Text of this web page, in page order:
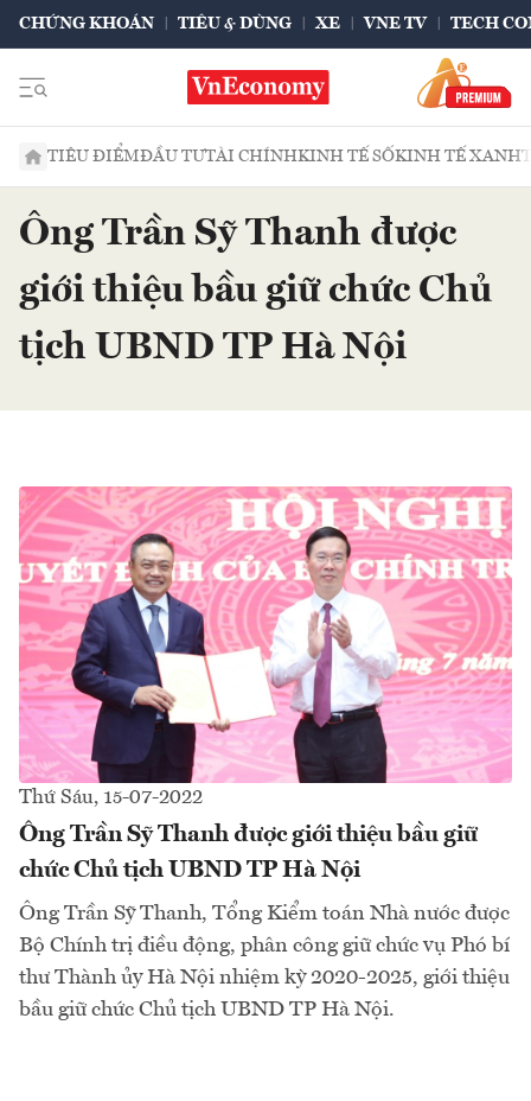
CHỨNG KHOÁN TIÊU & DÙNG XE VNE TV TECH
TIÊU ĐIỂMĐẦU TƯTÀI CHÍNHKINH TẾ SỐKINH TẾ XANH
Ông Trần Sỹ Thanh được
giới thiệu bầu giữ chức Chủ
tịch UBND TP Hà Nội
Thứ Sáu, 15-07-2022
Ông Trần Sỹ Thanh được giới thiệu bầu giữ
chức Chủ tịch UBND TP Hà Nội
Ông Trần Sỹ Thanh, Tổng Kiểm toán Nhà nước được
Bộ Chính trị điều động, phân công giữ chức vụ Phó bí
thư Thành ủy Hà Nội nhiệm kỳ 2020-2025, giới thiệu
bầu giữ chức Chủ tịch UBND TP Hà Nội.